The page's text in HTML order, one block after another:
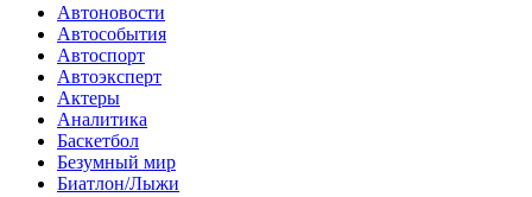
Автоновости
Автособытия
Автоспорт
Автоэксперт
Актеры
Аналитика
Баскетбол
Безумный мир
Биатлон/Лыжи